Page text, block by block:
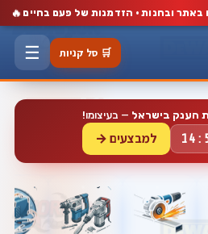
באתר ובחנות · הזדמנות של פעם בחיים 🔥
🛒 סל קניות ☰
הענק בישראל — בעיצומו!
למבצעים →